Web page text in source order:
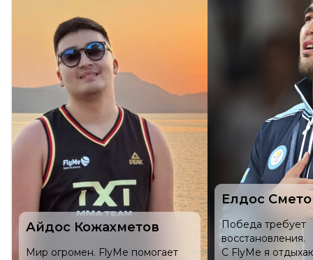
Елдос Сметов
Победа требует
С FlyMe я отдыхаю так же
Виталий
Каждая поездка
перезагрузка.
С FlyMe нажать